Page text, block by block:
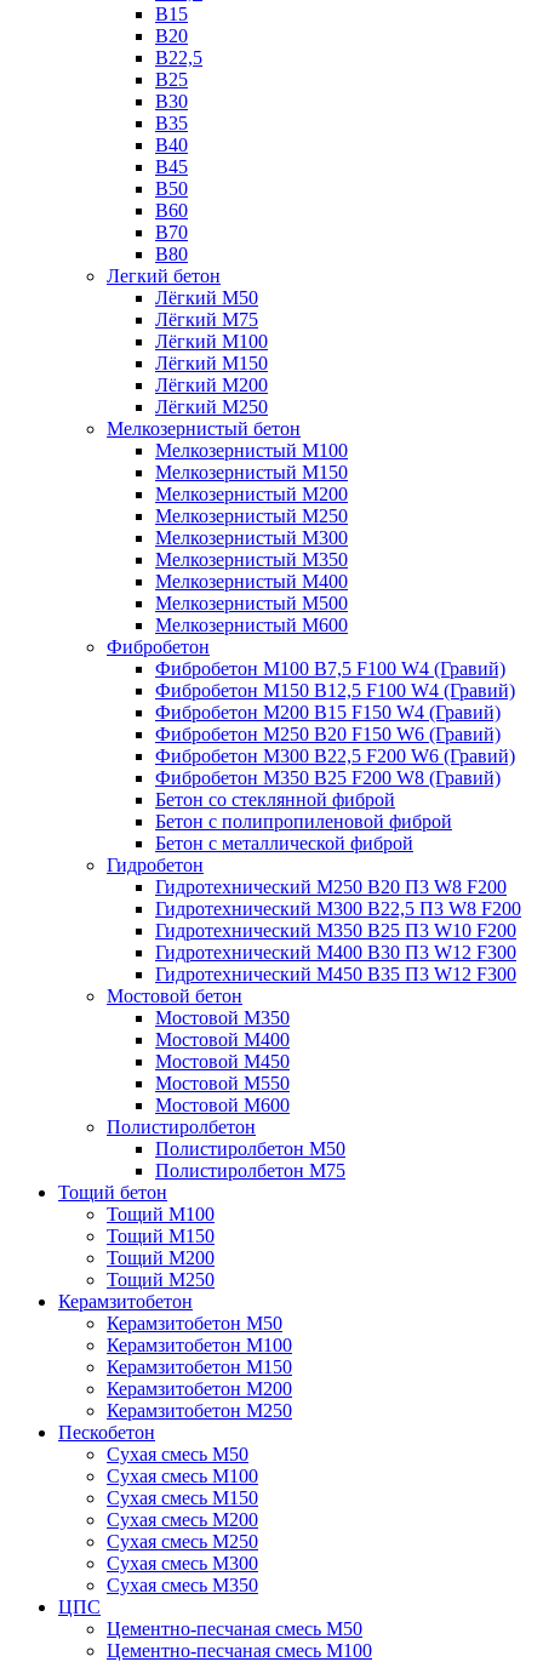
B15
B20
В22,5
В25
B30
В35
B40
В45
B50
B60
B70
B80
Легкий бетон
Лёгкий М50
Лёгкий М75
Лёгкий М100
Лёгкий М150
Лёгкий М200
Лёгкий М250
Мелкозернистый бетон
Мелкозернистый М100
Мелкозернистый М150
Мелкозернистый М200
Мелкозернистый М250
Мелкозернистый М300
Мелкозернистый М350
Мелкозернистый М400
Мелкозернистый М500
Мелкозернистый М600
Фибробетон
Фибробетон М100 B7,5 F100 W4 (Гравий)
Фибробетон М150 B12,5 F100 W4 (Гравий)
Фибробетон М200 B15 F150 W4 (Гравий)
Фибробетон М250 B20 F150 W6 (Гравий)
Фибробетон М300 B22,5 F200 W6 (Гравий)
Фибробетон М350 B25 F200 W8 (Гравий)
Бетон со стеклянной фиброй
Бетон с полипропиленовой фиброй
Бетон с металлической фиброй
Гидробетон
Гидротехнический М250 B20 П3 W8 F200
Гидротехнический М300 B22,5 П3 W8 F200
Гидротехнический М350 B25 П3 W10 F200
Гидротехнический М400 B30 П3 W12 F300
Гидротехнический М450 B35 П3 W12 F300
Мостовой бетон
Мостовой М350
Мостовой М400
Мостовой М450
Мостовой М550
Мостовой М600
Полистиролбетон
Полистиролбетон М50
Полистиролбетон М75
Тощий бетон
Тощий М100
Тощий М150
Тощий М200
Тощий М250
Керамзитобетон
Керамзитобетон М50
Керамзитобетон М100
Керамзитобетон М150
Керамзитобетон М200
Керамзитобетон М250
Пескобетон
Сухая смесь М50
Сухая смесь М100
Сухая смесь М150
Сухая смесь М200
Сухая смесь М250
Сухая смесь М300
Сухая смесь М350
ЦПС
Цементно-песчаная смесь М50
Цементно-песчаная смесь М100